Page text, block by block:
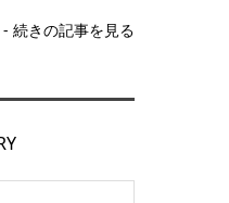
- 続きの記事を見る